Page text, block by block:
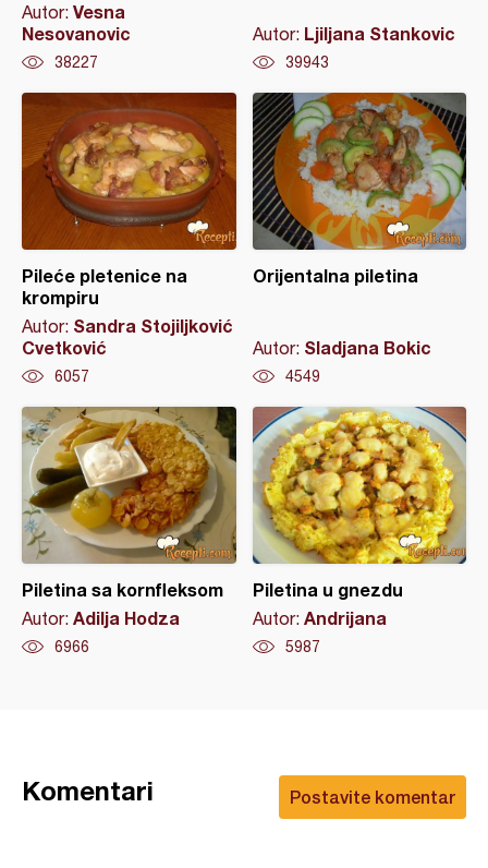
Autor: Vesna
Nesovanovic
38227
Autor: Ljiljana Stankovic
39943
Pileće pletenice na
krompiru
Autor: Sandra Stojiljković
Cvetković
6057
Orijentalna piletina
Autor: Sladjana Bokic
4549
Piletina sa kornfleksom
Autor: Adilja Hodza
6966
Piletina u gnezdu
Autor: Andrijana
5987
Postavite komentar
Komentari